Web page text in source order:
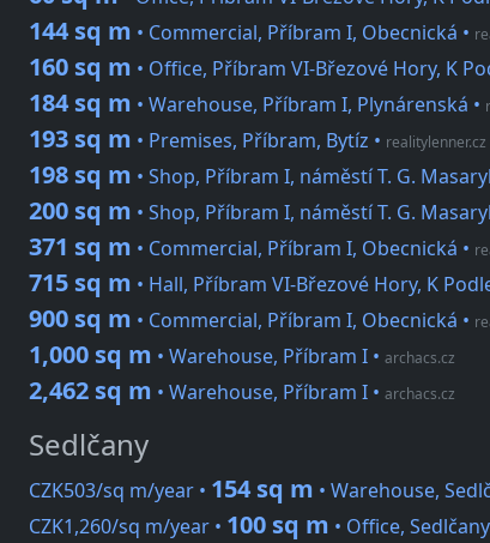
144 sq m • Commercial, Příbram I, Obecnická •
160 sq m • Office, Příbram VI-Březové Hory, K
184 sq m • Warehouse, Příbram I, Plynárenská •
193 sq m • Premises, Příbram, Bytíz • realitylenner.cz
198 sq m • Shop, Příbram I, náměstí T. G.
200 sq m • Shop, Příbram I, náměstí T. G.
371 sq m • Commercial, Příbram I, Obecnická •
715 sq m • Hall, Příbram VI-Březové Hory, K
900 sq m • Commercial, Příbram I, Obecnická •
1,000 sq m • Warehouse, Příbram I • archacs.cz
2,462 sq m • Warehouse, Příbram I • archacs.cz
Sedlčany
CZK503/sq m/year • 154 sq m • Warehouse,
CZK1,260/sq m/year • 100 sq m • Office, Sedlčany